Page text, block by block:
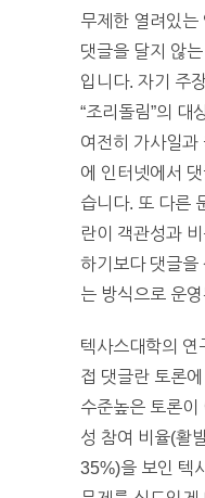
무제한 열려있는
댓글을 달지 않
입니다. 자기 주
“조리돌림”의 대
여전히 가사일과
에 인터넷에서
습니다. 또 다른
란이 객관성과
하기보다 댓글을
는 방식으로 운
텍사스대학의 연
접 댓글란 토론
수준높은 토론이
성 참여 비율(활
35%)을 보인 텍